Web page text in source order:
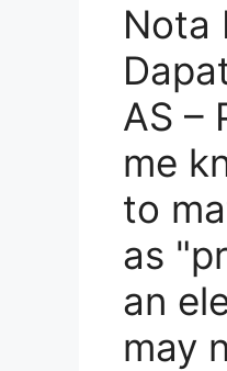
Nota
AS –
me
to
as
an
may